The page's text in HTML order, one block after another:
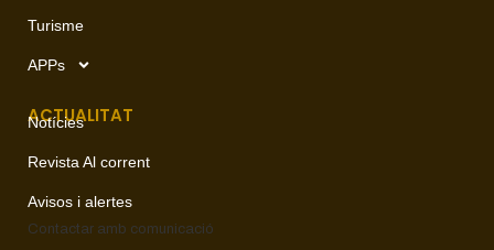
Turisme
APPs
ACTUALITAT
Notícies
Revista Al corrent
Avisos i alertes
Contactar amb comunicació